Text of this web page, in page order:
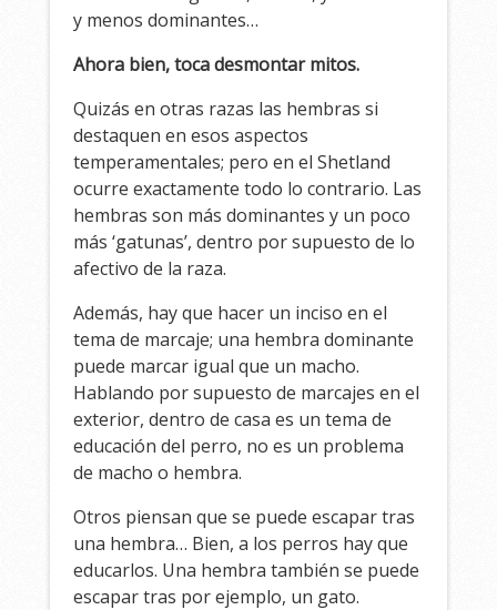
y menos dominantes…
Ahora bien, toca desmontar mitos.
Quizás en otras razas las hembras si
destaquen en esos aspectos
temperamentales; pero en el Shetland
ocurre exactamente todo lo contrario. Las
hembras son más dominantes y un poco
más ‘gatunas’, dentro por supuesto de lo
afectivo de la raza.
Además, hay que hacer un inciso en el
tema de marcaje; una hembra dominante
puede marcar igual que un macho.
Hablando por supuesto de marcajes en el
exterior, dentro de casa es un tema de
educación del perro, no es un problema
de macho o hembra.
Otros piensan que se puede escapar tras
una hembra… Bien, a los perros hay que
educarlos. Una hembra también se puede
escapar tras por ejemplo, un gato.